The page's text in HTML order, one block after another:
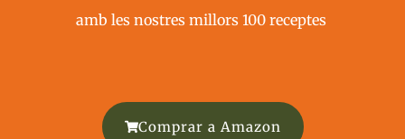
amb les nostres millors 100 receptes ​
Comprar a Amazon